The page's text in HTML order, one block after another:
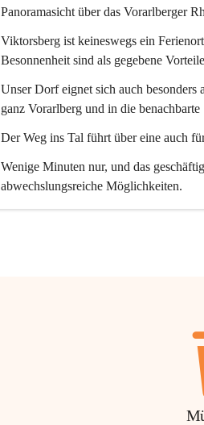
Panoramasicht über das Vorarlberger
Viktorsberg ist keineswegs ein
Besonnenheit sind als gegebene
Unser Dorf eignet sich auch
ganz Vorarlberg und in die benachbarte
Der Weg ins Tal führt über eine auch
Wenige Minuten nur, und das
abwechslungsreiche Möglichkeiten.